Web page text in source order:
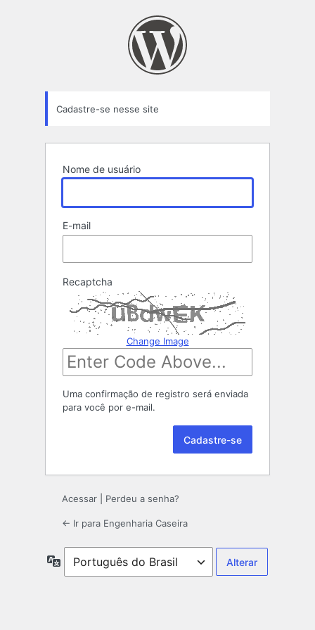
Cadastre-se nesse site
Nome de usuário
E-mail
Recaptcha
Change Image
Uma confirmação de registro será enviada
para você por e-mail.
Acessar Perdeu a senha?
← Ir para Engenharia Caseira
Idioma